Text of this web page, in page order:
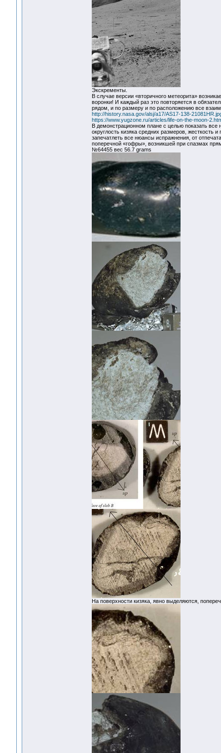
Экскременты.
В случае версии «вторичного метеорита»
воронки! И каждый раз это повторяется в
рядом, и по размеру и по расположению все
http://history.nasa.gov/alsj/a17/AS17-138-
https://www.yugzone.ru/articles/life-on-the-moon-
В демонстрационном плане с целью показать
округлость кизяка средних размеров,
запечатлеть все нюансы испражнения, от
поперечной «гофры», возникшей при спазмах
№64455 вес 56.7 grams
На поверхности кизяка, явно выделяются,